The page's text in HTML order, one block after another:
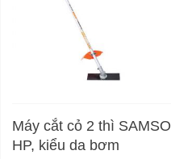
Máy cắt cỏ 2 thì
HP, kiểu da bơm